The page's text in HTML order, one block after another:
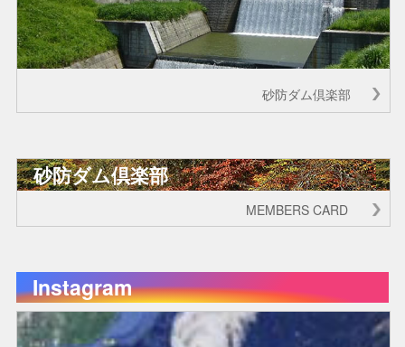
砂防ダム倶楽部
砂防ダム倶楽部
MEMBERS CARD
Instagram